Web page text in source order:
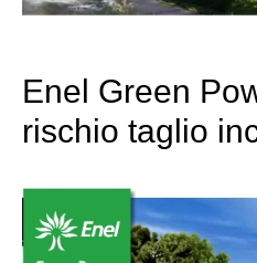
Enel Green
rischio taglio